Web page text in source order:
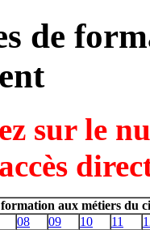
de
sur le
formation aux métiers du
08 09 10 11